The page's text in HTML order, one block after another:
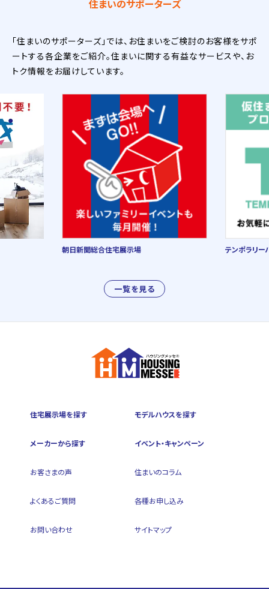
住まいのサポーターズ
「住まいのサポーターズ」では、お住まいをご検討のお客様をサポ
ートする各企業をご紹介。住まいに関する有益なサービスや、お
トク情報をお届けしています。
一覧を見る
朝日新聞総合住宅展示場 テンポラリー
住宅展示場を探す モデルハウスを探す
メーカーから探す イベント・キャンペーン
お客さまの声 住まいのコラム
よくあるご質問 各種お申し込み
お問い合わせ サイトマップ